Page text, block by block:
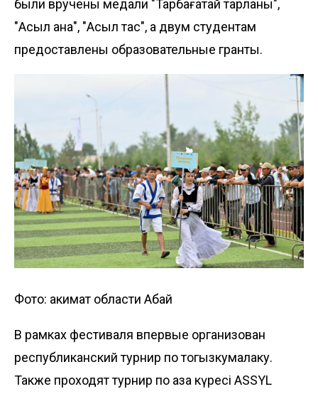
были вручены медали "Тарбағатай тарланы",
"Асыл ана", "Асыл тас", а двум студентам
предоставлены образовательные гранты.
Фото: акимат области Абай
В рамках фестиваля впервые организован
республиканский турнир по тогызкумалаку.
Также проходят турнир по қазақ күресі ASSYL